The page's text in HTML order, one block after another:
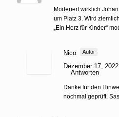
Moderiert wirklich
um Platz 3. Wird
„Ein Herz für Kinder“
Nico Autor
Dezember 17,
Antworten
Danke für den
nochmal geprüft.